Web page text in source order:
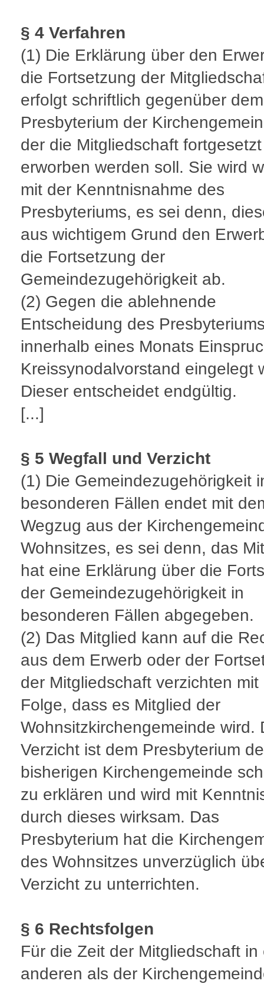
§ 4 Verfahren
(1) Die Erklärung über den
die Fortsetzung der
erfolgt schriftlich gegenüber dem
Presbyterium der
der die Mitgliedschaft
erworben werden soll. Sie wird
mit der Kenntnisnahme des
Presbyteriums, es sei denn,
aus wichtigem Grund den
die Fortsetzung der
Gemeindezugehörigkeit ab.
(2) Gegen die ablehnende
Entscheidung des
innerhalb eines Monats
Kreissynodalvorstand eingelegt
Dieser entscheidet endgültig.
[...]
§ 5 Wegfall und Verzicht
(1) Die Gemeindezugehörigkeit
besonderen Fällen endet mit
Wegzug aus der
Wohnsitzes, es sei denn, das
hat eine Erklärung über die
der Gemeindezugehörigkeit in
besonderen Fällen abgegeben.
(2) Das Mitglied kann auf die
aus dem Erwerb oder der
der Mitgliedschaft verzichten mit
Folge, dass es Mitglied der
Wohnsitzkirchengemeinde wird.
Verzicht ist dem Presbyterium
bisherigen Kirchengemeinde
zu erklären und wird mit
durch dieses wirksam. Das
Presbyterium hat die
des Wohnsitzes unverzüglich
Verzicht zu unterrichten.
§ 6 Rechtsfolgen
Für die Zeit der Mitgliedschaft in
anderen als der